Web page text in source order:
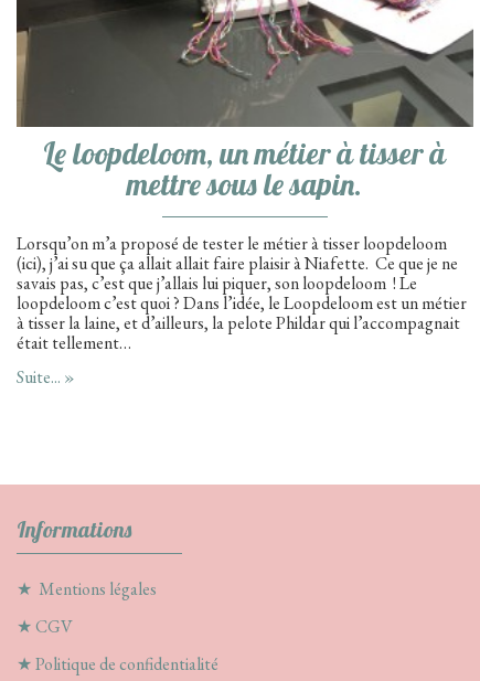
Le loopdeloom, un métier à tisser à
mettre sous le sapin.
Lorsqu’on m’a proposé de tester le métier à tisser loopdeloom
(ici), j’ai su que ça allait allait faire plaisir à Niafette. Ce que je ne
savais pas, c’est que j’allais lui piquer, son loopdeloom ! Le
loopdeloom c’est quoi ? Dans l’idée, le Loopdeloom est un métier
à tisser la laine, et d’ailleurs, la pelote Phildar qui l’accompagnait
était tellement…
Suite... »
Informations
★ Mentions légales
★CGV
★Politique de confidentialité